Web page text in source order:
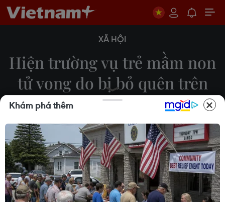
XÃ HỘI
Hiện trường vụ trẻ mầm non
tử vong do bị bỏ quên trên
xe ôtô ở Thái Bình
29/05/2024 22:40
Tại Trường mầm non Hồng Nhung 2 (xã Phú Xuân,
thành phố Thái Bình) đã xảy ra sự việc nghiêm
trọng khiến một trẻ tử vong nghi do bị bỏ quên
trên xe ôtô đưa đón của nhà trường.
Khám phá thêm